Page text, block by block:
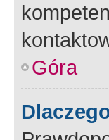
Góra